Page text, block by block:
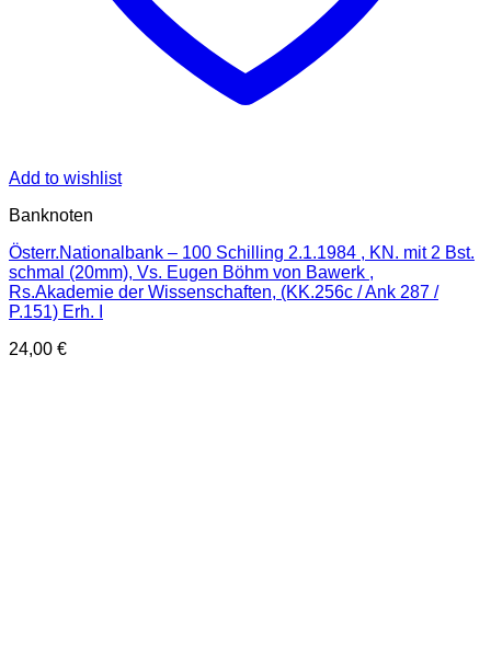
Add to wishlist
Banknoten
Österr.Nationalbank – 100 Schilling 2.1.1984 , KN. mit 2 Bst.
schmal (20mm), Vs. Eugen Böhm von Bawerk ,
Rs.Akademie der Wissenschaften, (KK.256c / Ank 287 /
P.151) Erh. I
24,00 €